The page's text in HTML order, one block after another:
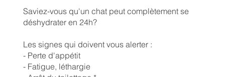
Saviez-vous qu'un chat peut complètement se
déshydrater en 24h?
Les signes qui doivent vous alerter :
- Perte d'appétit
- Fatigue, léthargie